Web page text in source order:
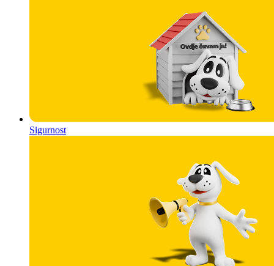
Sigurnost